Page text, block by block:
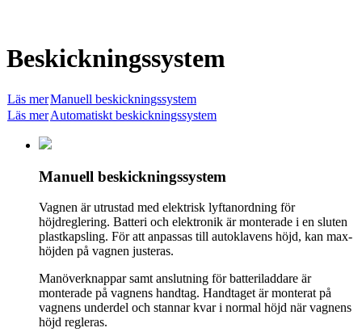
Beskickningssystem
Läs merManuell beskickningssystem
Läs merAutomatiskt beskickningssystem
Manuell beskickningssystem
Vagnen är utrustad med elektrisk lyftanordning för
höjdreglering. Batteri och elektronik är monterade i en sluten
plastkapsling. För att anpassas till autoklavens höjd, kan max-
höjden på vagnen justeras.
Manöverknappar samt anslutning för batteriladdare är
monterade på vagnens handtag. Handtaget är monterat på
vagnens underdel och stannar kvar i normal höjd när vagnens
höjd regleras.